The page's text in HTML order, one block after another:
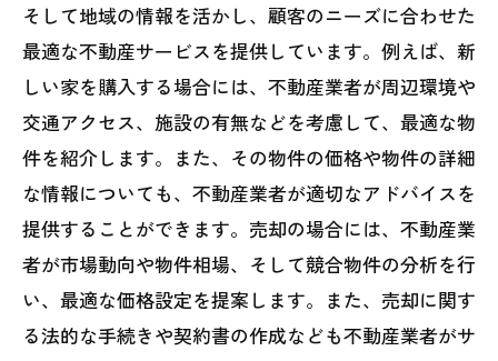
そして地域の情報を活かし、顧客のニーズに合わせた
最適な不動産サービスを提供しています。例えば、新
しい家を購入する場合には、不動産業者が周辺環境や
交通アクセス、施設の有無などを考慮して、最適な物
件を紹介します。また、その物件の価格や物件の詳細
な情報についても、不動産業者が適切なアドバイスを
提供することができます。売却の場合には、不動産業
者が市場動向や物件相場、そして競合物件の分析を行
い、最適な価格設定を提案します。また、売却に関す
る法的な手続きや契約書の作成なども不動産業者がサ